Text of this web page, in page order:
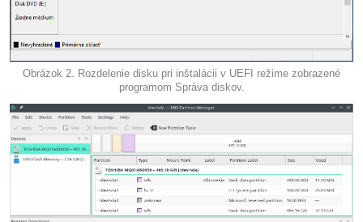
Obrázok 2. Rozdelenie disku pri inštalácii v UEFI režime zobrazené
programom Správa diskov.